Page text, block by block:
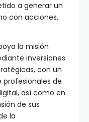
a generar un
con acciones.
la misión
inversiones
con un
profesionales de
así como en
de sus
la